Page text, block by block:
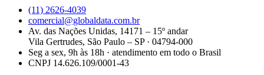
(11) 2626-4039
comercial@globaldata.com.br
Av. das Nações Unidas, 14171 – 15º andar
Vila Gertrudes, São Paulo – SP · 04794-000
Seg a sex, 9h às 18h · atendimento em todo o Brasil
CNPJ 14.626.109/0001-43